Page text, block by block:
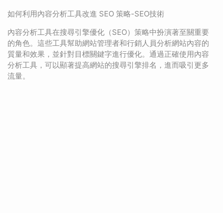
如何利用內容分析工具改進 SEO 策略-SEO技術
內容分析工具在搜尋引擎優化（SEO）策略中扮演著至關重要
的角色。這些工具幫助網站管理者和行銷人員分析網站內容的
質量和效果，並針對目標關鍵字進行優化。通過正確使用內容
分析工具，可以顯著提高網站的搜尋引擎排名，進而吸引更多
流量。